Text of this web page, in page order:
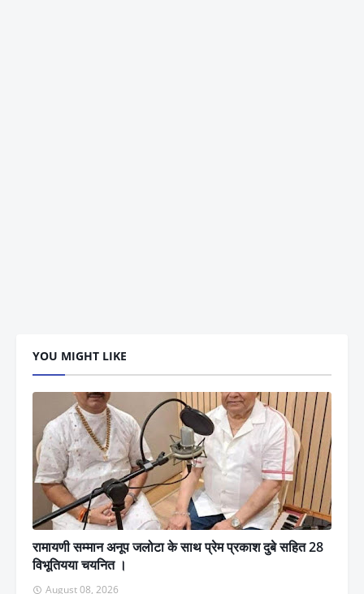
YOU MIGHT LIKE
रामायणी सम्मान अनूप जलोटा के साथ प्रेम प्रकाश दुबे सहित 28
विभूतियया चयनित ।
August 08, 2026